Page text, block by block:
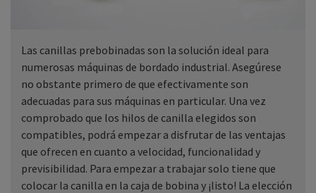
Las canillas prebobinadas son la solución ideal para
numerosas máquinas de bordado industrial. Asegúrese
no obstante primero de que efectivamente son
adecuadas para sus máquinas en particular. Una vez
comprobado que los hilos de canilla elegidos son
compatibles, podrá empezar a disfrutar de las ventajas
que ofrecen en cuanto a velocidad, funcionalidad y
previsibilidad. Para empezar a trabajar solo tiene que
colocar la canilla en la caja de bobina y ¡listo! La elección